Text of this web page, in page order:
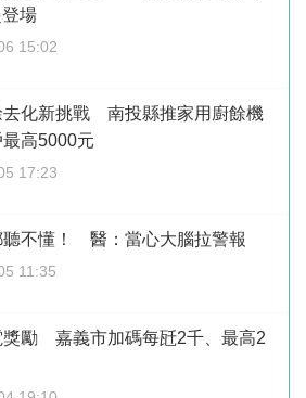
場
15:02
去化新挑戰 南投縣推家用廚餘機
最高5000元
17:23
聽不懂！ 醫：當心大腦拉警報
11:35
獎勵 嘉義市加碼每瓩2千、最高2